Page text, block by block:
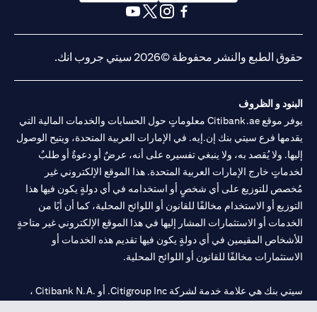
(opens in a new tab)
حقوق الطبع والنشر محفوظة ©2026 سيتي جروب انك.
البنود و الظروف
يوفر موقع Citibank.ae معلوماتٍ حول الحسابات والخدمات المالية التي
يقدمها فرع سيتي بنك إن.إيه. في الإمارات العربية المتحدة، ويتيح الوصول
إليها. ولا يُقصد به، ولا ينبغي تفسيره على أنه، عرضٌ أو دعوةٌ أو طلبٌ
لخدماتٍ خارج الإمارات العربية المتحدة. هذا الموقع الإلكتروني غير
مُخصص للتوزيع على أي شخصٍ أو استخدامه في أي دولةٍ يكون فيها هذا
التوزيع أو الاستخدام مخالفًا للقانون أو اللوائح المحلية، كما أن أيًا من
الخدمات أو الاستثمارات المشار إليها في هذا الموقع الإلكتروني غير متاحةٍ
للأشخاص المقيمين في أي دولةٍ يكون فيها تقديم هذه الخدمات أو
الاستثمارات مخالفًا للقانون أو اللوائح المحلية.
سيتي بنك هي علامة خدمة لشركة Citigroup Inc. أو .Citibank N.A ،